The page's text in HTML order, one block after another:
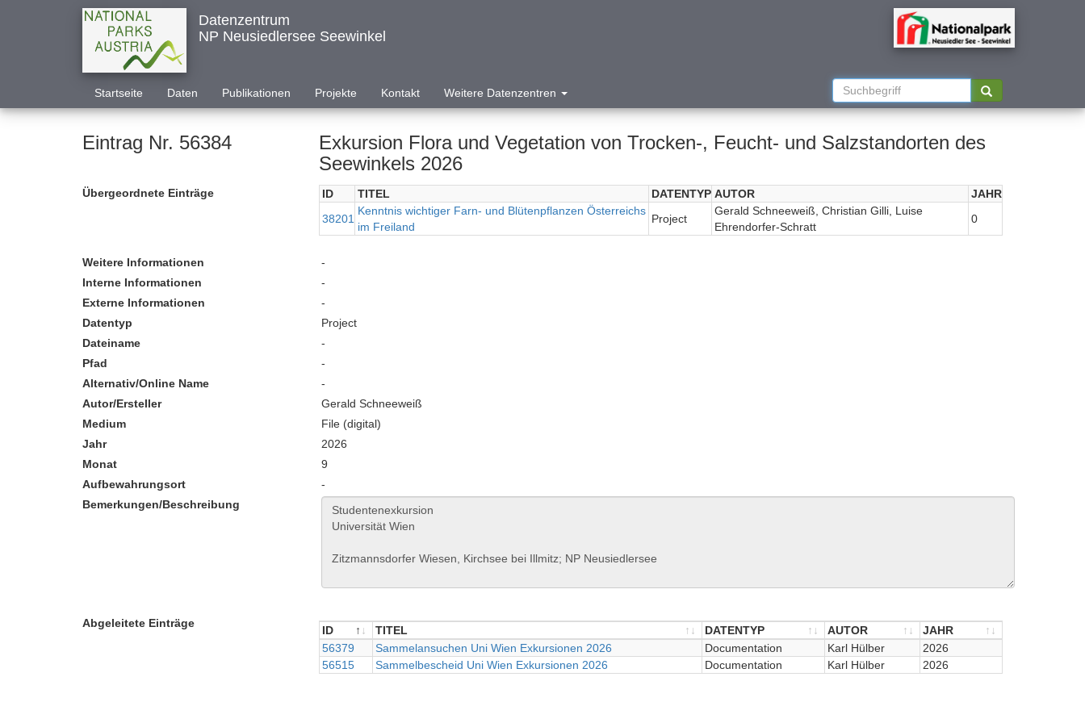
Datenzentrum
NP Neusiedlersee Seewinkel
Startseite Daten Publikationen Projekte Kontakt Weitere Datenzentren
Eintrag Nr. 56384
Exkursion Flora und Vegetation von Trocken-, Feucht- und Salzstandorten des
Seewinkels 2026
Übergeordnete Einträge ID TITEL DATENTYP AUTOR
JAHR
38201
Kenntnis wichtiger Farn- und Blütenpflanzen Österreichs
im Freiland
Project
Gerald Schneeweiß, Christian Gilli, Luise
Ehrendorfer-Schratt
0
Weitere Informationen
-
Interne Informationen
-
Externe Informationen
-
Datentyp
Project
Dateiname
-
Pfad
-
Alternativ/Online Name
-
Autor/Ersteller
Gerald Schneeweiß
Medium
File (digital)
Jahr
2026
Monat
9
Aufbewahrungsort
-
Bemerkungen/Beschreibung
Abgeleitete Einträge
ID TITEL DATENTYP AUTOR
JAHR
ID
TITEL DATENTYP AUTOR JAHR
56379 Sammelansuchen Uni Wien Exkursionen 2026 Documentation Karl Hülber
2026
56515
Sammelbescheid Uni Wien Exkursionen 2026 Documentation Karl Hülber 2026